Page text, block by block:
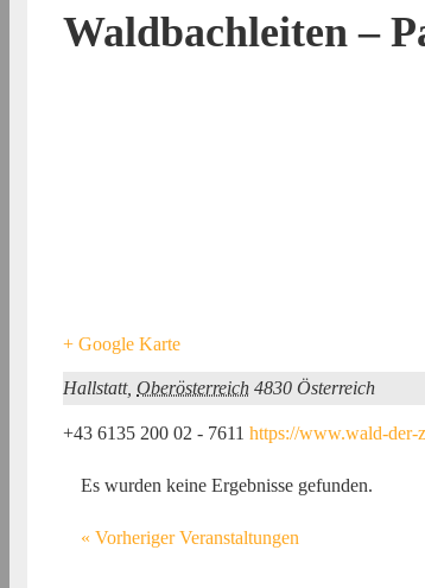
Waldbachleiten –
+ Google Karte
Hallstatt, Oberösterreich 4830 Österreich
+43 6135 200 02 - 7611 https://www.wald-der-
Es wurden keine Ergebnisse gefunden.
« Vorheriger Veranstaltungen